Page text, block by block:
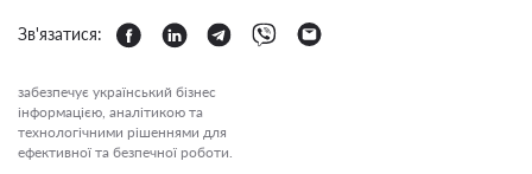
Зв'язатися:
забезпечує український бізнес
інформацією, аналітикою та
технологічними рішеннями для
ефективної та безпечної роботи.